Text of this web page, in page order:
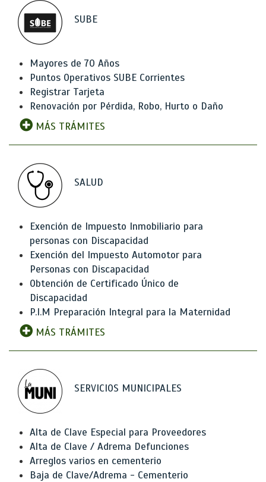
SUBE
Mayores de 70 Años
Puntos Operativos SUBE Corrientes
Registrar Tarjeta
Renovación por Pérdida, Robo, Hurto o Daño
MÁS TRÁMITES
SALUD
Exención de Impuesto Inmobiliario para
personas con Discapacidad
Exención del Impuesto Automotor para
Personas con Discapacidad
Obtención de Certificado Único de
Discapacidad
P.I.M Preparación Integral para la Maternidad
MÁS TRÁMITES
SERVICIOS MUNICIPALES
Alta de Clave Especial para Proveedores
Alta de Clave / Adrema Defunciones
Arreglos varios en cementerio
Baja de Clave/Adrema - Cementerio